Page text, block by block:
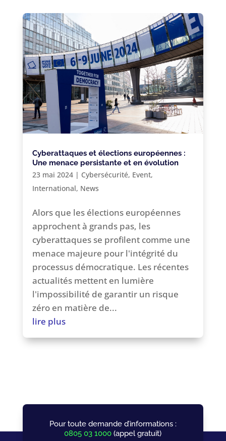
Cyberattaques et élections européennes :
Une menace persistante et en évolution
23 mai 2024| Cybersécurité, Event,
International, News
Alors que les élections européennes
approchent à grands pas, les
cyberattaques se profilent comme une
menace majeure pour l'intégrité du
processus démocratique. Les récentes
actualités mettent en lumière
l'impossibilité de garantir un risque
zéro en matière de...
lire plus
Pour toute demande d’informations :
0805 03 1000 (appel gratuit)